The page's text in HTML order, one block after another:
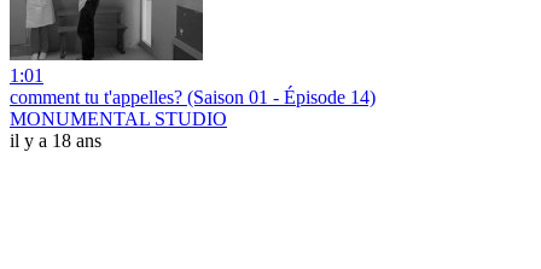
1:01
comment tu t'appelles? (Saison 01 - Épisode 14)
MONUMENTAL STUDIO
il y a 18 ans